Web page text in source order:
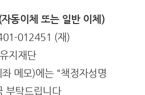
동이체 또는 일반 이체)
012451 (재)
지재단
메모)에는 "책정자성명
부탁드립니다